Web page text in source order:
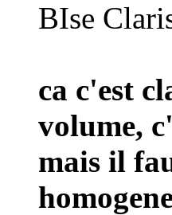
BIse
ca c'est
volume,
mais il